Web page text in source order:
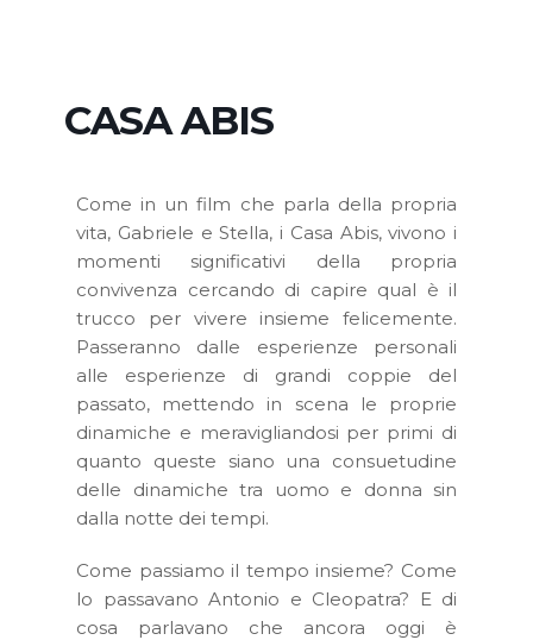
CASA ABIS
Come in un film che parla della propria
vita, Gabriele e Stella, i Casa Abis, vivono i
momenti significativi della propria
convivenza cercando di capire qual è il
trucco per vivere insieme felicemente.
Passeranno dalle esperienze personali
alle esperienze di grandi coppie del
passato, mettendo in scena le proprie
dinamiche e meravigliandosi per primi di
quanto queste siano una consuetudine
delle dinamiche tra uomo e donna sin
dalla notte dei tempi.
Come passiamo il tempo insieme? Come
lo passavano Antonio e Cleopatra? E di
cosa parlavano che ancora oggi è